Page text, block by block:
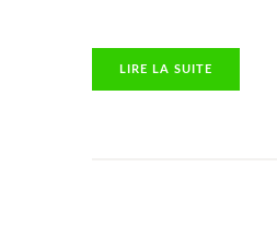
LIRE LA SUITE